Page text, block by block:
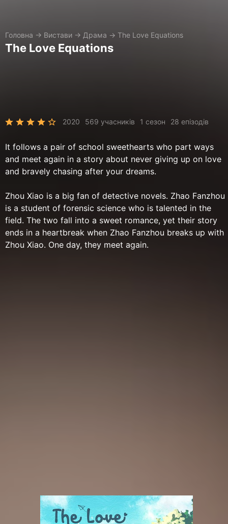
Головна → Вистави → Драма → The Love Equations
The Love Equations
2020 569 учасників 1 сезон 28 епізодів
It follows a pair of school sweethearts who part ways
and meet again in a story about never giving up on love
and bravely chasing after your dreams.
Zhou Xiao is a big fan of detective novels. Zhao Fanzhou
is a student of forensic science who is talented in the
field. The two fall into a sweet romance, yet their story
ends in a heartbreak when Zhao Fanzhou breaks up with
Zhou Xiao. One day, they meet again.